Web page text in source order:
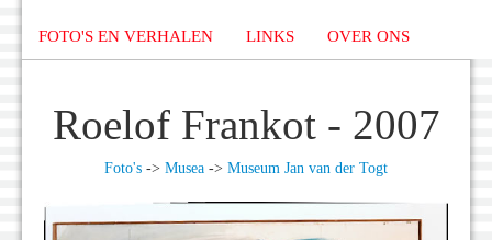
FOTO'S EN VERHALEN LINKS OVER ONS
Roelof Frankot - 2007
Foto's -> Musea -> Museum Jan van der Togt